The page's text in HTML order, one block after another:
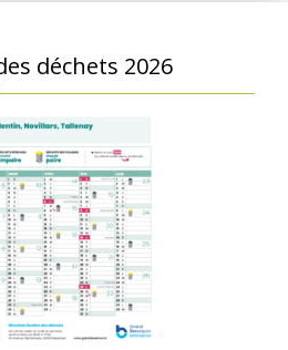
déchets 2026